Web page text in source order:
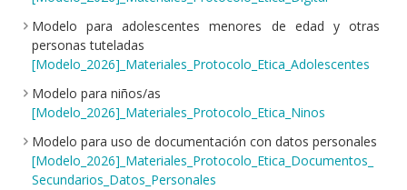
Modelo para adolescentes menores de edad y otras
personas tuteladas
[Modelo_2026]_Materiales_Protocolo_Etica_Adolescentes
Modelo para niños/as
[Modelo_2026]_Materiales_Protocolo_Etica_Ninos
Modelo para uso de documentación con datos personales
[Modelo_2026]_Materiales_Protocolo_Etica_Documentos_
Secundarios_Datos_Personales